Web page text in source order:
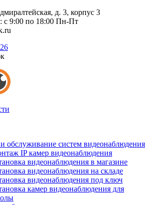
д. 3, корпус 3
с 9:00 по 18:00 Пн-Пт
обслуживание систем видеонаблюдения
IP камер видеонаблюдения
видеонаблюдения в магазине
видеонаблюдения на складе
видеонаблюдения под ключ
камер видеонаблюдения для